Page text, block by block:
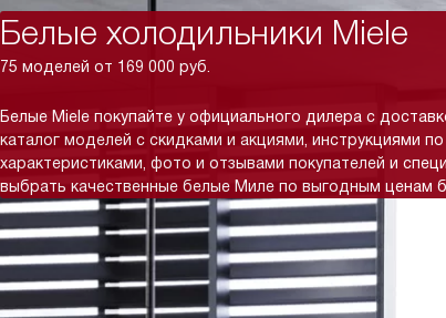
Белые холодильники Miele
75 моделей от 169 000 руб.
Белые Miele покупайте у официального дилера с
каталог моделей с скидками и акциями, инструкциями по
характеристиками, фото и отзывами покупателей и
выбрать качественные белые Миле по выгодным ценам